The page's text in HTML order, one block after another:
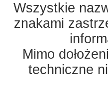
Wszystkie
znakami
Mimo
techniczne